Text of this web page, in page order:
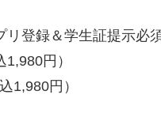
登録＆学生証提示必須
円）
1,980円）